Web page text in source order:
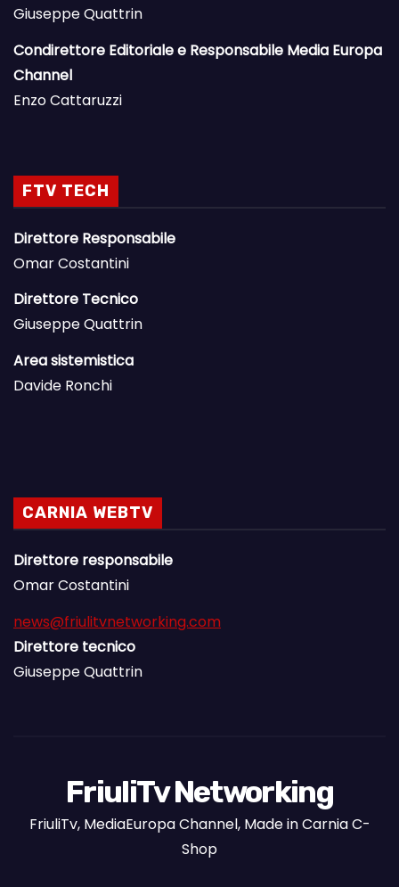
Giuseppe Quattrin
Condirettore Editoriale e Responsabile Media Europa
Channel
Enzo Cattaruzzi
FTV TECH
Direttore Responsabile
Omar Costantini
Direttore Tecnico
Giuseppe Quattrin
Area sistemistica
Davide Ronchi
CARNIA WEBTV
Direttore responsabile
Omar Costantini
news@friulitvnetworking.com
Direttore tecnico
Giuseppe Quattrin
FriuliTv Networking
FriuliTv, MediaEuropa Channel, Made in Carnia C-
Shop